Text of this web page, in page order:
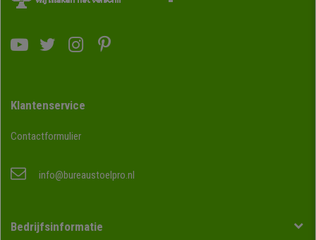
Klantenservice
Contactformulier
info@bureaustoelpro.nl
Bedrijfsinformatie